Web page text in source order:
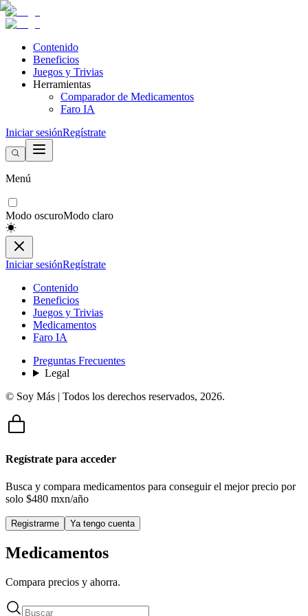
Contenido
Beneficios
Juegos y Trivias
Herramientas
Comparador de Medicamentos
Faro IA
Iniciar sesiónRegístrate
Menú
Modo oscuroModo claro
Iniciar sesiónRegístrate
Contenido
Beneficios
Juegos y Trivias
Medicamentos
Faro IA
Preguntas Frecuentes
Legal
© Soy Más | Todos los derechos reservados, 2026.
Regístrate para acceder
Busca y compara medicamentos para conseguir el mejor precio por
solo $480 mxn/año
Registrarme Ya tengo cuenta
Medicamentos
Compara precios y ahorra.